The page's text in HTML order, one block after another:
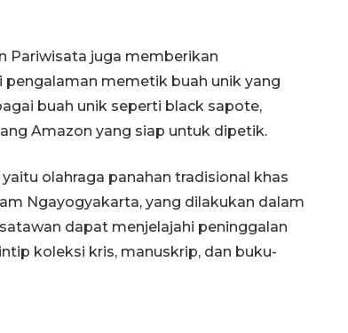
Pariwisata juga memberikan
memetik buah unik yang
buah unik seperti black sapote,
Amazon yang siap untuk dipetik.
olahraga panahan tradisional khas
Ngayogyakarta, yang dilakukan dalam
dapat menjelajahi peninggalan
koleksi kris, manuskrip, dan buku-